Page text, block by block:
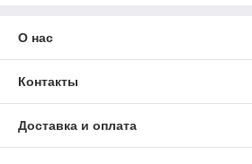
О нас
Контакты
Доставка и оплата